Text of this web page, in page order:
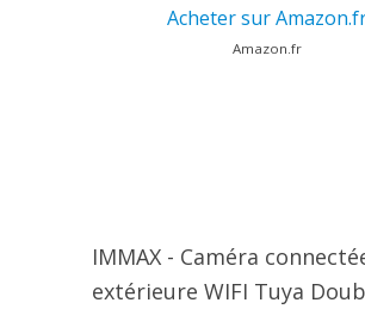
Acheter sur
Amazon.fr
IMMAX - Caméra
extérieure WIFI Tuya